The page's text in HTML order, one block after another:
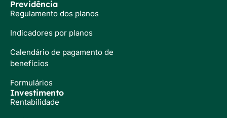
Previdência
Regulamento dos planos
Indicadores por planos
Calendário de pagamento de
benefícios
Formulários
Investimento
Rentabilidade